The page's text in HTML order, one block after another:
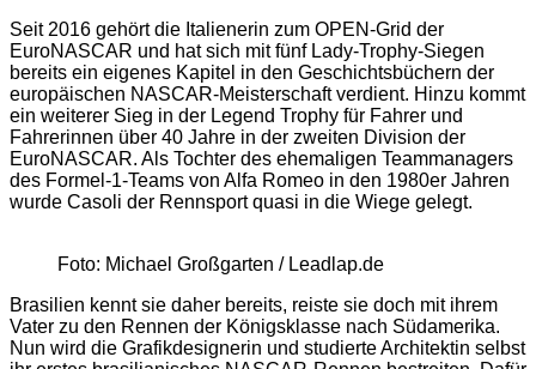
Seit 2016 gehört die Italienerin zum OPEN-Grid der
EuroNASCAR und hat sich mit fünf Lady-Trophy-Siegen
bereits ein eigenes Kapitel in den Geschichtsbüchern der
europäischen NASCAR-Meisterschaft verdient. Hinzu kommt
ein weiterer Sieg in der Legend Trophy für Fahrer und
Fahrerinnen über 40 Jahre in der zweiten Division der
EuroNASCAR. Als Tochter des ehemaligen Teammanagers
des Formel-1-Teams von Alfa Romeo in den 1980er Jahren
wurde Casoli der Rennsport quasi in die Wiege gelegt.
Foto: Michael Großgarten / Leadlap.de
Brasilien kennt sie daher bereits, reiste sie doch mit ihrem
Vater zu den Rennen der Königsklasse nach Südamerika.
Nun wird die Grafikdesignerin und studierte Architektin selbst